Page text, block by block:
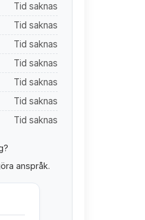
Tid saknas
Tid saknas
Tid saknas
Tid saknas
Tid saknas
Tid saknas
Tid saknas
anspråk.